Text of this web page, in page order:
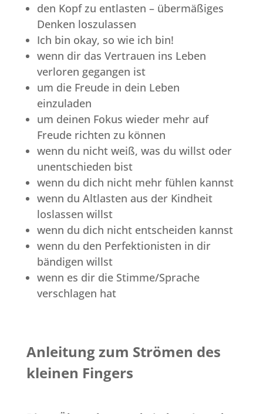
den Kopf zu entlasten – übermäßiges
Denken loszulassen
Ich bin okay, so wie ich bin!
wenn dir das Vertrauen ins Leben
verloren gegangen ist
um die Freude in dein Leben
einzuladen
um deinen Fokus wieder mehr auf
Freude richten zu können
wenn du nicht weiß, was du willst oder
unentschieden bist
wenn du dich nicht mehr fühlen kannst
wenn du Altlasten aus der Kindheit
loslassen willst
wenn du dich nicht entscheiden kannst
wenn du den Perfektionisten in dir
bändigen willst
wenn es dir die Stimme/Sprache
verschlagen hat
Anleitung zum Strömen des
kleinen Fingers